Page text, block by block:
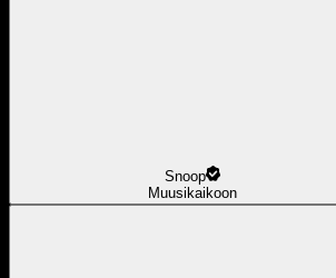
Snoop
Muusikaikoon